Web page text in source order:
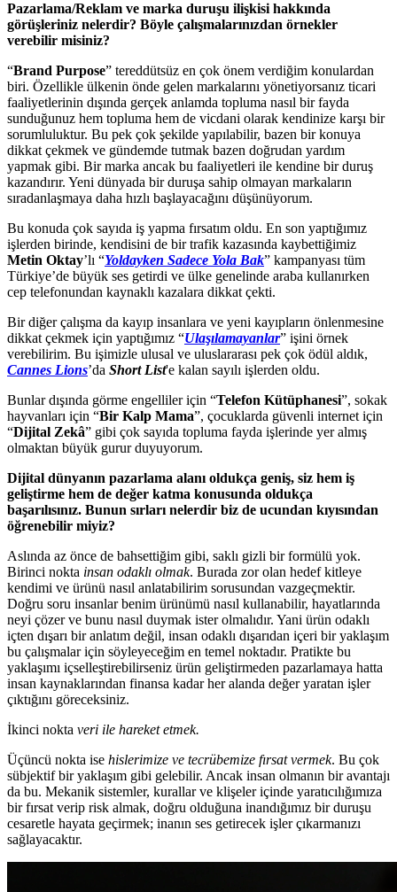
Pazarlama/Reklam ve marka duruşu ilişkisi hakkında
görüşleriniz nelerdir? Böyle çalışmalarınızdan örnekler
verebilir misiniz?
“Brand Purpose” tereddütsüz en çok önem verdiğim konulardan
biri. Özellikle ülkenin önde gelen markalarını yönetiyorsanız ticari
faaliyetlerinin dışında gerçek anlamda topluma nasıl bir fayda
sunduğunuz hem topluma hem de vicdani olarak kendinize karşı bir
sorumluluktur. Bu pek çok şekilde yapılabilir, bazen bir konuya
dikkat çekmek ve gündemde tutmak bazen doğrudan yardım
yapmak gibi. Bir marka ancak bu faaliyetleri ile kendine bir duruş
kazandırır. Yeni dünyada bir duruşa sahip olmayan markaların
sıradanlaşmaya daha hızlı başlayacağını düşünüyorum.
Bu konuda çok sayıda iş yapma fırsatım oldu. En son yaptığımız
işlerden birinde, kendisini de bir trafik kazasında kaybettiğimiz
Metin Oktay’lı “Yoldayken Sadece Yola Bak” kampanyası tüm
Türkiye’de büyük ses getirdi ve ülke genelinde araba kullanırken
cep telefonundan kaynaklı kazalara dikkat çekti.
Bir diğer çalışma da kayıp insanlara ve yeni kayıpların önlenmesine
dikkat çekmek için yaptığımız “Ulaşılamayanlar” işini örnek
verebilirim. Bu işimizle ulusal ve uluslararası pek çok ödül aldık,
Cannes Lions’da Short List'e kalan sayılı işlerden oldu.
Bunlar dışında görme engelliler için “Telefon Kütüphanesi”, sokak
hayvanları için “Bir Kalp Mama”, çocuklarda güvenli internet için
“Dijital Zekâ” gibi çok sayıda topluma fayda işlerinde yer almış
olmaktan büyük gurur duyuyorum.
Dijital dünyanın pazarlama alanı oldukça geniş, siz hem iş
geliştirme hem de değer katma konusunda oldukça
başarılısınız. Bunun sırları nelerdir biz de ucundan kıyısından
öğrenebilir miyiz?
Aslında az önce de bahsettiğim gibi, saklı gizli bir formülü yok.
Birinci nokta insan odaklı olmak. Burada zor olan hedef kitleye
kendimi ve ürünü nasıl anlatabilirim sorusundan vazgeçmektir.
Doğru soru insanlar benim ürünümü nasıl kullanabilir, hayatlarında
neyi çözer ve bunu nasıl duymak ister olmalıdır. Yani ürün odaklı
içten dışarı bir anlatım değil, insan odaklı dışarıdan içeri bir yaklaşım
bu çalışmalar için söyleyeceğim en temel noktadır. Pratikte bu
yaklaşımı içselleştirebilirseniz ürün geliştirmeden pazarlamaya hatta
insan kaynaklarından finansa kadar her alanda değer yaratan işler
çıktığını göreceksiniz.
İkinci nokta veri ile hareket etmek.
Üçüncü nokta ise hislerimize ve tecrübemize fırsat vermek. Bu çok
sübjektif bir yaklaşım gibi gelebilir. Ancak insan olmanın bir avantajı
da bu. Mekanik sistemler, kurallar ve klişeler içinde yaratıcılığımıza
bir fırsat verip risk almak, doğru olduğuna inandığımız bir duruşu
cesaretle hayata geçirmek; inanın ses getirecek işler çıkarmanızı
sağlayacaktır.